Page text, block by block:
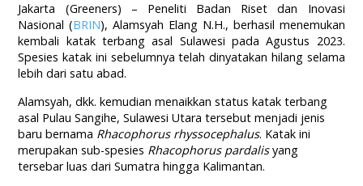
Jakarta (Greeners) – Peneliti Badan Riset dan Inovasi
Nasional (BRIN), Alamsyah Elang N.H., berhasil menemukan
kembali katak terbang asal Sulawesi pada Agustus 2023.
Spesies katak ini sebelumnya telah dinyatakan hilang selama
lebih dari satu abad.
Alamsyah, dkk. kemudian menaikkan status katak terbang
asal Pulau Sangihe, Sulawesi Utara tersebut menjadi jenis
baru bernama Rhacophorus rhyssocephalus. Katak ini
merupakan sub-spesies Rhacophorus pardalisyang
tersebar luas dari Sumatra hingga Kalimantan.